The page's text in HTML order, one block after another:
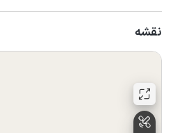
ندارد.
نقشه